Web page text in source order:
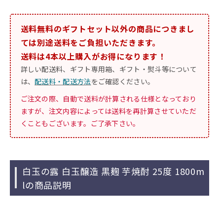
送料無料のギフトセット以外の商品につきまし
ては別途送料をご負担いただきます。
送料は4本以上購入がお得になります！
詳しい配送料、ギフト専用箱、ギフト・熨斗等について
は、配送料・配送方法をご確認ください。
ご注文の際、自動で送料が計算される仕様となっており
ますが、注文内容によっては送料を再計算させていただ
くこともございます。ご了承下さい。
白玉の露 白玉醸造 黒麹 芋焼酎 25度 1800m
lの商品説明